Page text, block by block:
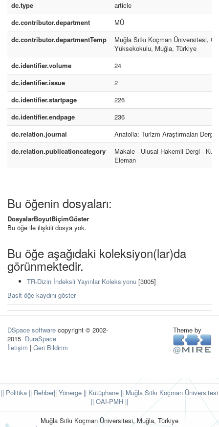
dc.type
article
dc.contributor.department
MÜ
dc.contributor.departmentTemp
Muğla Sıtkı Koçman Üniversitesi,
Yüksekokulu, Muğla, Türkiye
dc.identifier.volume
24
dc.identifier.issue
2
dc.identifier.startpage
226
dc.identifier.endpage
236
dc.relation.journal
Anatolia: Turizm Araştırmaları Dergisi
dc.relation.publicationcategory
Makale - Ulusal Hakemli Dergi -
Eleman
Bu öğenin dosyaları:
DosyalarBoyutBiçimGöster
Bu öğe ile ilişkili dosya yok.
Bu öğe aşağıdaki koleksiyon(lar)da
görünmektedir.
TR-Dizin İndeksli Yayınlar Koleksiyonu [3005]
Basit öğe kaydını göster
DSpace software copyright © 2002-
2015 DuraSpace
İletişim | Geri Bildirim
Theme by
|| Politika || Rehber|| Yönerge || Kütüphane || Muğla Sıtkı Koçman Üniversitesi
|| OAI-PMH ||
Muğla Sıtkı Koçman Üniversitesi, Muğla, Türkiye